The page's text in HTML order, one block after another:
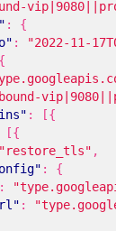
:
{
: "2022-11-
{
:
[{
[{
"restore_tls" ,
:
{
:
: